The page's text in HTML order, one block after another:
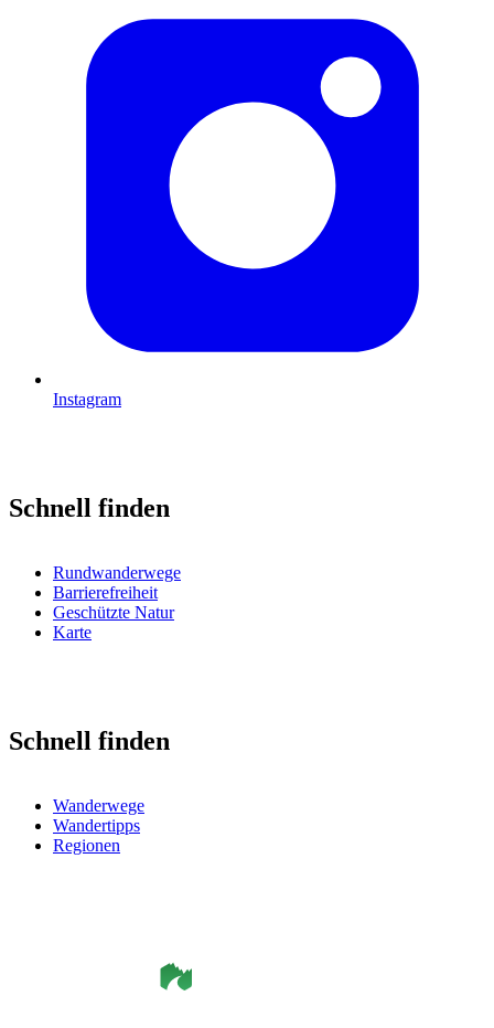
Instagram
Schnell finden
Rundwanderwege
Barrierefreiheit
Geschützte Natur
Karte
Schnell finden
Wanderwege
Wandertipps
Regionen